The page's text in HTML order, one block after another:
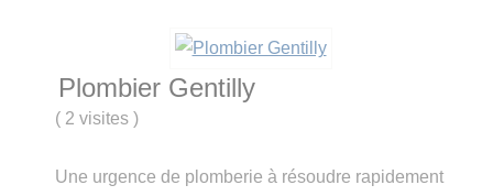
Plombier Gentilly
( 2 visites)
Une urgence de plomberie à résoudre rapidement